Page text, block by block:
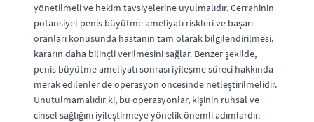
yönetilmeli ve hekim tavsiyelerine uyulmalıdır. Cerrahinin
potansiyel penis büyütme ameliyatı riskleri ve başarı
oranları konusunda hastanın tam olarak bilgilendirilmesi,
kararın daha bilinçli verilmesini sağlar. Benzer şekilde,
penis büyütme ameliyatı sonrası iyileşme süreci hakkında
merak edilenler de operasyon öncesinde netleştirilmelidir.
Unutulmamalıdır ki, bu operasyonlar, kişinin ruhsal ve
cinsel sağlığını iyileştirmeye yönelik önemli adımlardır.